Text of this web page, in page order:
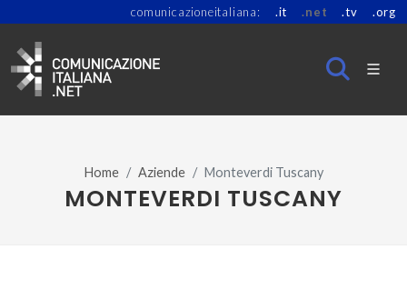
comunicazioneitaliana: .it .net .tv .org
Home Aziende Monteverdi Tuscany
MONTEVERDI TUSCANY